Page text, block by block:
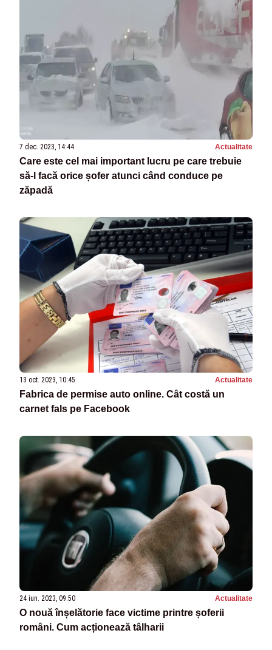
7 dec. 2023, 14:44 Actualitate
Care este cel mai important lucru pe care trebuie
să-l facă orice șofer atunci când conduce pe
zăpadă
13 oct. 2023, 10:45 Actualitate
Fabrica de permise auto online. Cât costă un
carnet fals pe Facebook
24 iun. 2023, 09:50 Actualitate
O nouă înșelătorie face victime printre șoferii
români. Cum acționează tâlharii